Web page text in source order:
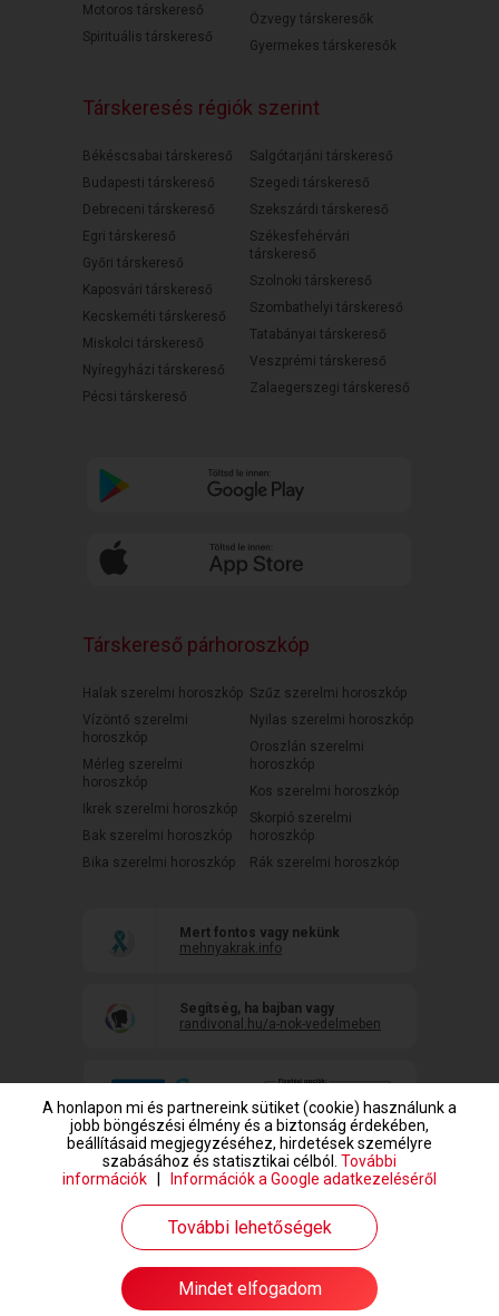
Motoros társkereső
Spirituális társkereső
Özvegy társkeresők
Gyermekes társkeresők
Társkeresés régiók szerint
Békéscsabai társkereső
Budapesti társkereső
Debreceni társkereső
Egri társkereső
Győri társkereső
Kaposvári társkereső
Kecskeméti társkereső
Miskolci társkereső
Nyíregyházi társkereső
Pécsi társkereső
Salgótarjáni társkereső
Szegedi társkereső
Szekszárdi társkereső
Székesfehérvári
társkereső
Szolnoki társkereső
Szombathelyi társkereső
Tatabányai társkereső
Veszprémi társkereső
Zalaegerszegi társkereső
Társkereső párhoroszkóp
Halak szerelmi horoszkóp
Vízöntő szerelmi
horoszkóp
Mérleg szerelmi
horoszkóp
Ikrek szerelmi horoszkóp
Bak szerelmi horoszkóp
Bika szerelmi horoszkóp
Szűz szerelmi horoszkóp
Nyilas szerelmi horoszkóp
Oroszlán szerelmi
horoszkóp
Kos szerelmi horoszkóp
Skorpió szerelmi
horoszkóp
Rák szerelmi horoszkóp
Mert fontos vagy nekünk
mehnyakrak.info
Segítség, ha bajban vagy
randivonal.hu/a-nok-vedelmeben
www.randivonal.hu © Copyright 1999-2026 Dating Central Europe Zrt.
A honlapon mi és partnereink sütiket (cookie) használunk a
jobb böngészési élmény és a biztonság érdekében,
beállításaid megjegyzéséhez, hirdetések személyre
szabásához és statisztikai célból. További
információk
Információk a Google adatkezeléséről
További lehetőségek
Mindet elfogadom